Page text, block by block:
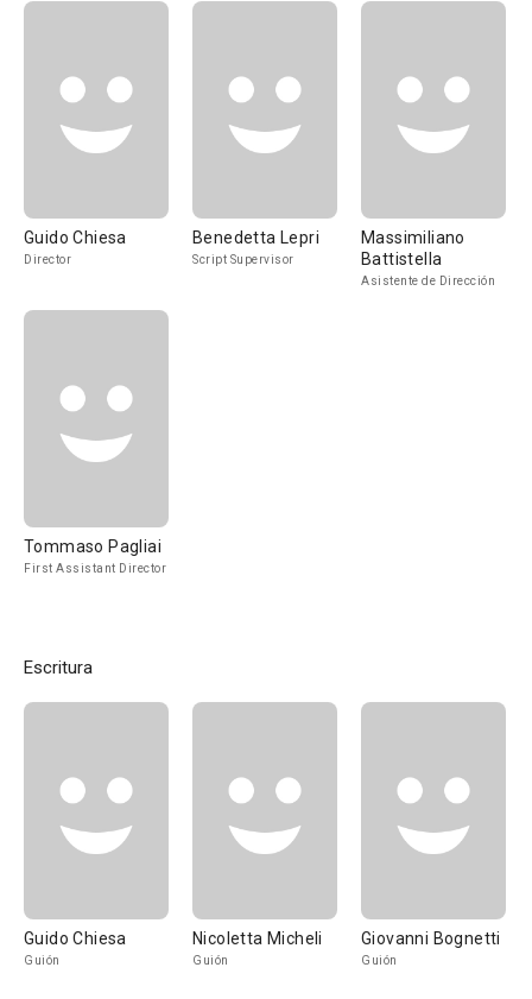
Guido Chiesa
Director
Benedetta Lepri
Script Supervisor
Massimiliano
Battistella
Asistente de Dirección
Tommaso Pagliai
First Assistant Director
Escritura
Guido Chiesa
Guión
Nicoletta Micheli
Guión
Giovanni Bognetti
Guión